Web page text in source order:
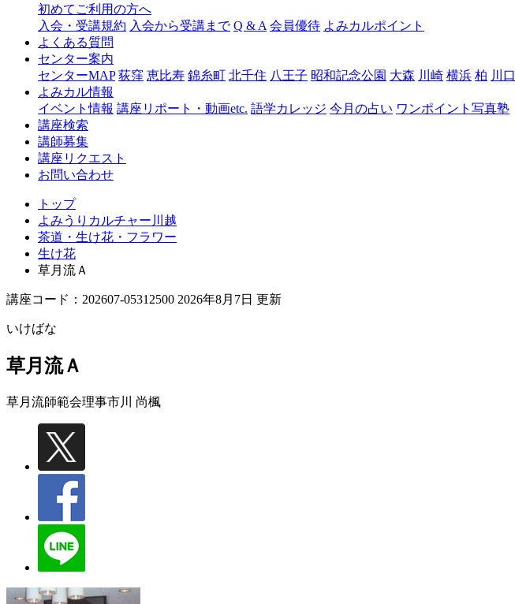
ャ
川
越
初めてご利用の方へ
入会・受講規約 入会から受講まで Q & A 会員優待 よみカルポイント
よくある質問
センター案内
センターMAP 荻窪 恵比寿 錦糸町 北千住 八王子 昭和記念公園 大森 川崎 横浜 柏 川口
よみカル情報
イベント情報 講座リポート・動画etc. 語学カレッジ 今月の占い ワンポイント写真塾
講座検索
講師募集
講座リクエスト
お問い合わせ
トップ
よみうりカルチャー川越
茶道・生け花・フラワー
生け花
草月流Ａ
講座コード：202607-05312500 2026年8月7日 更新
いけばな
草月流Ａ
草月流師範会理事市川 尚楓